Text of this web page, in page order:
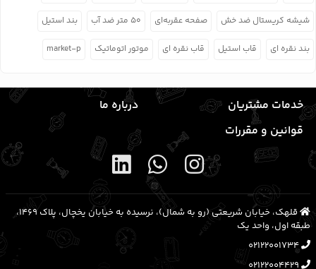
شیشه کریستال ضد خش صفحه عقربه‌ای ۵۰ متر ضد آب بند استیل
بند نقره ای قاب استیل قاب نقره ای موتور اتوماتیک market-p
خدمات مشتریان
درباره ما
قوانین و مقررات
قلهک، خیابان شریعتی (رو به شمال)، نرسیده به خیابان یخچال، پلاک ۱۴۶۹،
طبقه اول، واحد یک
02122001734
02122004429